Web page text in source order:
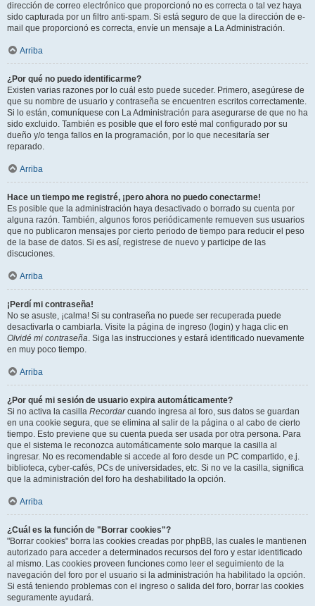
dirección de correo electrónico que proporcionó no es correcta o tal vez haya
sido capturada por un filtro anti-spam. Si está seguro de que la dirección de e-
mail que proporcionó es correcta, envíe un mensaje a La Administración.
Arriba
¿Por qué no puedo identificarme?
Existen varias razones por lo cuál esto puede suceder. Primero, asegúrese de
que su nombre de usuario y contraseña se encuentren escritos correctamente.
Si lo están, comuníquese con La Administración para asegurarse de que no ha
sido excluido. También es posible que el foro esté mal configurado por su
dueño y/o tenga fallos en la programación, por lo que necesitaría ser
reparado.
Arriba
Hace un tiempo me registré, ¡pero ahora no puedo conectarme!
Es posible que la administración haya desactivado o borrado su cuenta por
alguna razón. También, algunos foros periódicamente remueven sus usuarios
que no publicaron mensajes por cierto periodo de tiempo para reducir el peso
de la base de datos. Si es así, registrese de nuevo y participe de las
discuciones.
Arriba
¡Perdí mi contraseña!
No se asuste, ¡calma! Si su contraseña no puede ser recuperada puede
desactivarla o cambiarla. Visite la página de ingreso (login) y haga clic en
Olvidé mi contraseña. Siga las instrucciones y estará identificado nuevamente
en muy poco tiempo.
Arriba
¿Por qué mi sesión de usuario expira automáticamente?
Si no activa la casilla Recordarcuando ingresa al foro, sus datos se guardan
en una cookie segura, que se elimina al salir de la página o al cabo de cierto
tiempo. Esto previene que su cuenta pueda ser usada por otra persona. Para
que el sistema le reconozca automáticamente solo marque la casilla al
ingresar. No es recomendable si accede al foro desde un PC compartido, e.j.
biblioteca, cyber-cafés, PCs de universidades, etc. Si no ve la casilla, significa
que la administración del foro ha deshabilitado la opción.
Arriba
¿Cuál es la función de "Borrar cookies"?
"Borrar cookies" borra las cookies creadas por phpBB, las cuales le mantienen
autorizado para acceder a determinados recursos del foro y estar identificado
al mismo. Las cookies proveen funciones como leer el seguimiento de la
navegación del foro por el usuario si la administración ha habilitado la opción.
Si está teniendo problemas con el ingreso o salida del foro, borrar las cookies
seguramente ayudará.